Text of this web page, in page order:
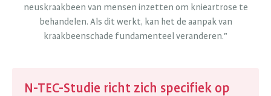
neuskraakbeen van mensen inzetten om knieartrose te
behandelen. Als dit werkt, kan het de aanpak van
kraakbeenschade fundamenteel veranderen."
N-TEC-Studie richt zich specifiek op